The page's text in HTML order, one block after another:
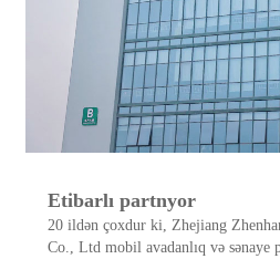
Etibarlı partnyor
20 ildən çoxdur ki, Zhejiang
Co., Ltd mobil avadanlıq və sənaye